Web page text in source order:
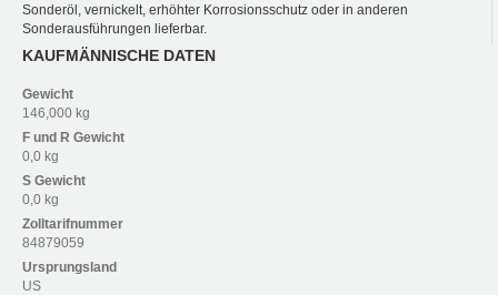
Sonderöl, vernickelt, erhöhter Korrosionsschutz oder in anderen
Sonderausführungen lieferbar.
KAUFMÄNNISCHE DATEN
Gewicht
146,000 kg
F und R Gewicht
0,0 kg
S Gewicht
0,0 kg
Zolltarifnummer
84879059
Ursprungsland
US